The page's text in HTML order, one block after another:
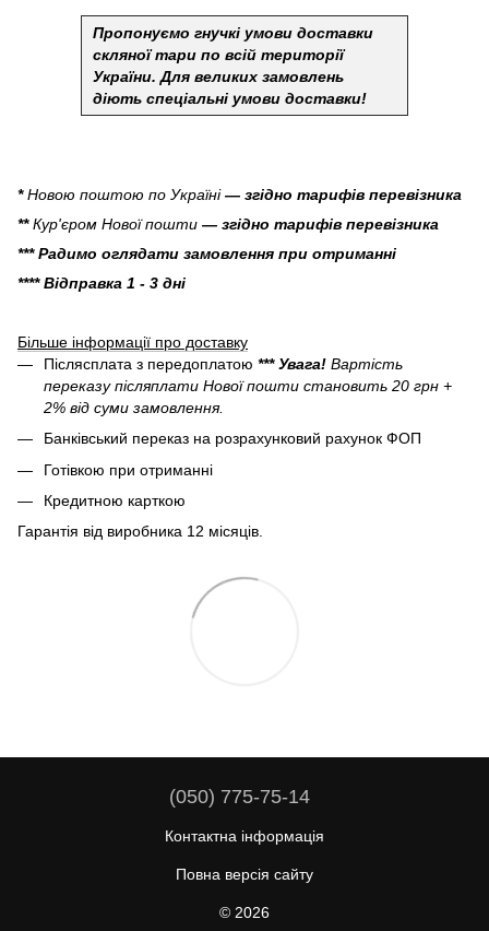
Пропонуємо гнучкі умови доставки
скляної тари по всій території
України. Для великих замовлень
діють спеціальні умови доставки!
*Новою поштою по Україні— згідно тарифів перевізника
**Кур'єром Нової пошти — згідно тарифів перевізника
*** Радимо оглядати замовлення при отриманні
**** Відправка 1 - 3 дні
Більше інформації про доставку
Післясплата з передоплатою *** Увага! Вартість
переказу післяплати Нової пошти становить 20 грн +
2% від суми замовлення.
Банківський переказ на розрахунковий рахунок ФОП
Готівкою при отриманні
Кредитною карткою
Гарантія від виробника 12 місяців.
(050) 775-75-14
Контактна інформація
Повна версія сайту
© 2026